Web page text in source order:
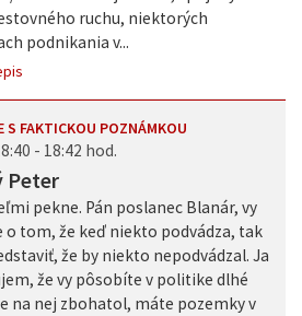
ruchu, niektorých
podnikania v...
S FAKTICKOU POZNÁMKOU
- 18:42 hod.
Peter
pekne. Pán poslanec Blanár, vy
tom, že keď niekto podvádza, tak
že by niekto nepodvádzal. Ja
že vy pôsobíte v politike dlhé
na nej zbohatol, máte pozemky v